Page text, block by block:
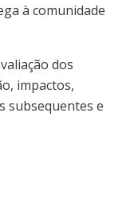
à comunidade
dos
impactos,
subsequentes e